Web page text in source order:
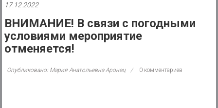
учреждение
17.12.2022
ВНИМАНИЕ! В связи с погодными
условиями мероприятие
отменяется!
Опубликовано: Мария Анатольевна Аронец 0 комментариев